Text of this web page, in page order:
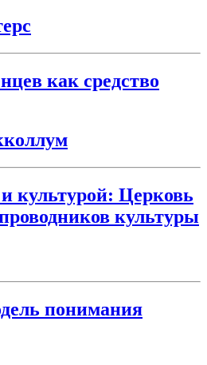
как средство
культурой: Церковь
культуры
понимания